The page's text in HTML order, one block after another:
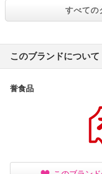
すべての
このブランドについて
誉食品